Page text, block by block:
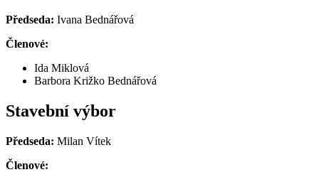
Předseda: Ivana Bednářová
Členové:
Ida Miklová
Barbora Križko Bednářová
Stavební výbor
Předseda: Milan Vítek
Členové: